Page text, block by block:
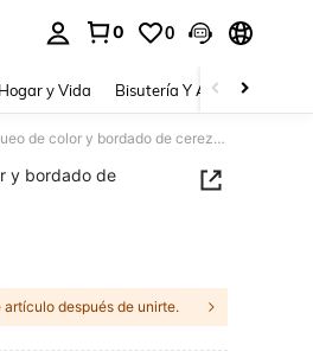
0 0
Hogar y Vida Bisutería Y Accesorios
Camisón sexy con bloqueo de color y bordado de cereza para mujeres
y bordado de
artículo después de unirte.